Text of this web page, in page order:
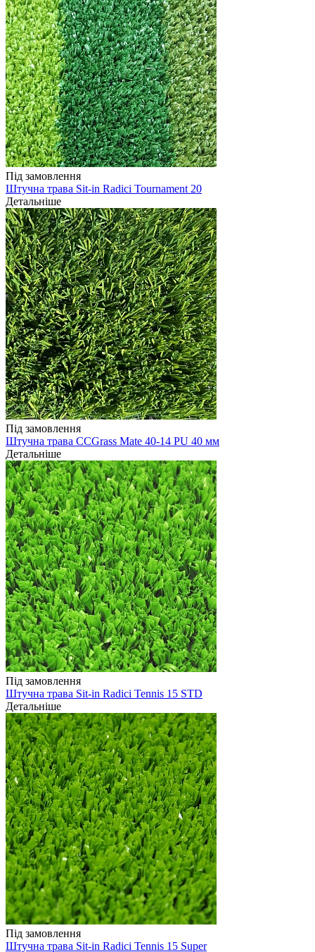
Під замовлення
Штучна трава Sit-in Radici Tournament 20
Детальніше
Під замовлення
Штучна трава CCGrass Mate 40-14 PU 40 мм
Детальніше
Під замовлення
Штучна трава Sit-in Radici Tennis 15 STD
Детальніше
Під замовлення
Штучна трава Sit-in Radici Tennis 15 Super